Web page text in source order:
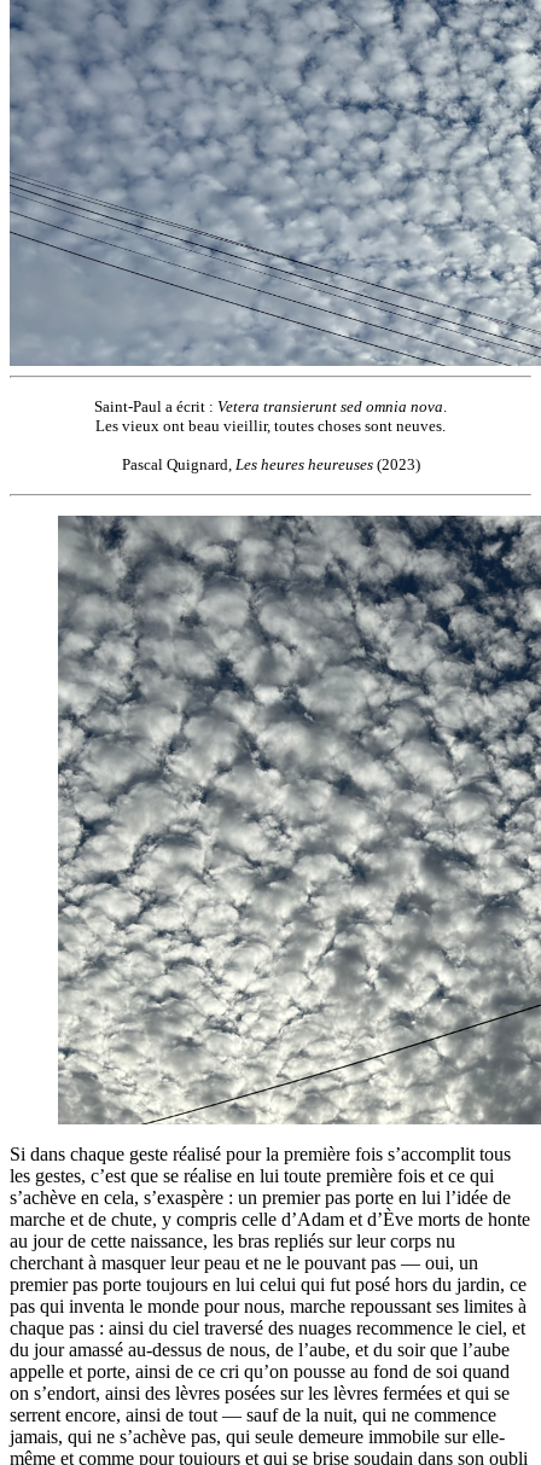
Saint-Paul a écrit : Vetera transierunt sed omnia nova
Les vieux ont beau vieillir, toutes choses sont neuves.
Pascal Quignard, Les heures heureuses(2023)
Si dans chaque geste réalisé pour la première fois s’accomplit tous
les gestes, c’est que se réalise en lui toute première fois et ce qui
s’achève en cela, s’exaspère : un premier pas porte en lui l’idée de
marche et de chute, y compris celle d’Adam et d’Ève morts de honte
au jour de cette naissance, les bras repliés sur leur corps nu
cherchant à masquer leur peau et ne le pouvant pas — oui, un
premier pas porte toujours en lui celui qui fut posé hors du jardin, ce
pas qui inventa le monde pour nous, marche repoussant ses limites à
chaque pas : ainsi du ciel traversé des nuages recommence le ciel, et
du jour amassé au-dessus de nous, de l’aube, et du soir que l’aube
appelle et porte, ainsi de ce cri qu’on pousse au fond de soi quand
on s’endort, ainsi des lèvres posées sur les lèvres fermées et qui se
serrent encore, ainsi de tout — sauf de la nuit, qui ne commence
jamais, qui ne s’achève pas, qui seule demeure immobile sur elle-
même et comme pour toujours et qui se brise soudain dans son oubli